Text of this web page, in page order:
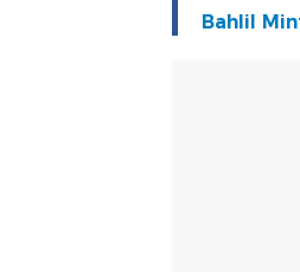
Bahlil